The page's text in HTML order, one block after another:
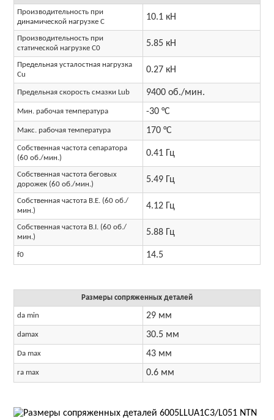
Производительность при
динамической нагрузке C
10.1 кН
Производительность при
статической нагрузке C0
5.85 кН
Предельная усталостная нагрузка
Cu
0.27 кН
Предельная скорость смазки Lub 9400 об./мин.
Мин. рабочая температура -30 °C
Макс. рабочая температура 170 °C
Собственная частота сепаратора
(60 об./мин.)
0.41 Гц
Собственная частота беговых
дорожек (60 об./мин.)
5.49 Гц
Собственная частота B.E. (60 об./
мин.)
4.12 Гц
Собственная частота B.I. (60 об./
мин.)
5.88 Гц
f0 14.5
Размеры сопряженных деталей
da min 29 мм
damax 30.5 мм
Da max 43 мм
ra max 0.6 мм